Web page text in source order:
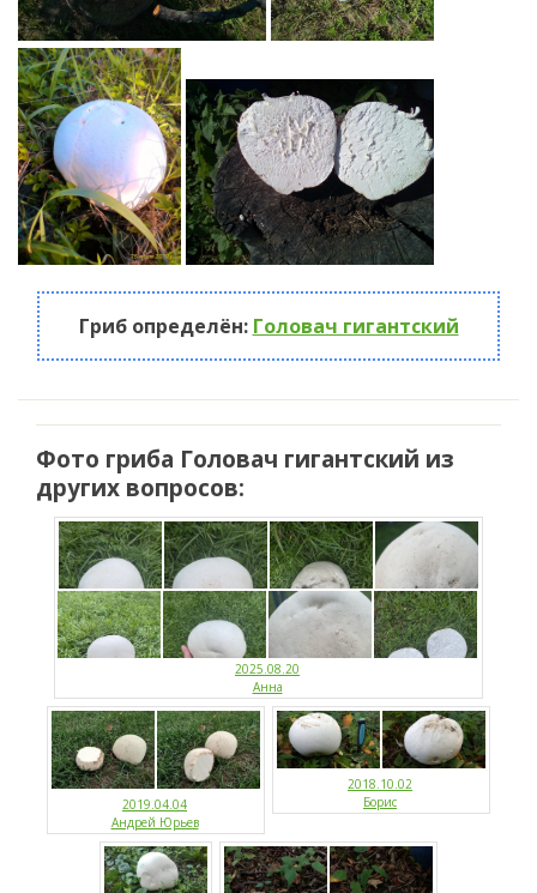
Гриб определён: Головач гигантский
Фото гриба Головач гигантский из
других вопросов:
2025.08.20
Анна
2019.04.04
Андрей Юрьев
2018.10.02
Борис